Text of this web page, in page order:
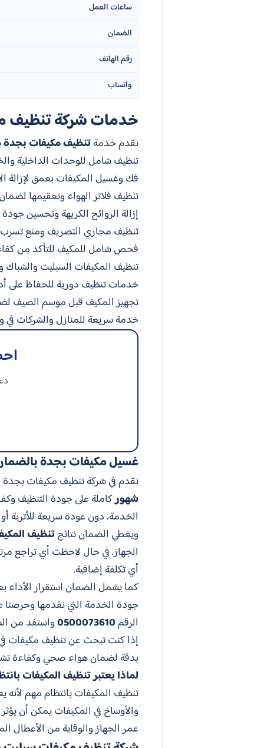
ساعات العمل
الضمان
رقم الهاتف
واتساب
خدمات شركة تنظيف
نقدم خدمةتنظيف مكيفات بجدة
تنظيف شامل للوحدات الداخلية
فك وغسيل المكيفات بعمق لإزالة
تنظيف فلاتر الهواء وتعقيمها
إزالة الروائح الكريهة وتحسين جودة
تنظيف مجاري التصريف ومنع تسرب
فحص شامل للمكيف للتأكد من
تنظيف المكيفات السبليت والشباك
خدمات تنظيف دورية للحفاظ على
تجهيز المكيف قبل موسم الصيف
خدمة سريعة للمنازل والشركات
غسيل مكيفات بجدة
نقدم في شركة تنظيف مكيفات
شهوركاملة على جودة التنظيف
الخدمة، دون عودة سريعة للأتربة
ويغطي الضمان نتائجتنظيف
الجهاز. في حال لاحظت أي تراجع
أي تكلفة إضافية.
كما يشمل الضمان استقرار الأداء
جودة الخدمة التي نقدمها
الرقم0500073610واستفد من
إذا كنت تبحث عن تنظيف مكيفات في
بدقة لضمان هواء صحي وكفاءة
لماذا يعتبر تنظيف المكيفات
تنظيف المكيفات بانتظام مهم لأنه
والأوساخ في المكيفات يمكن أن
عمر الجهاز والوقاية من الأعطال